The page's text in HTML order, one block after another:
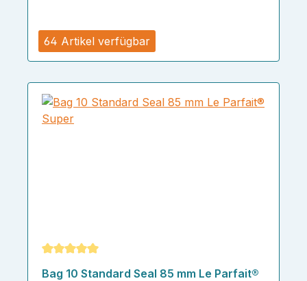
64 Artikel verfügbar
Durchschnittliche Bewertung von 5 von 5 Sternen
Bag 10 Standard Seal 85 mm Le Parfait®